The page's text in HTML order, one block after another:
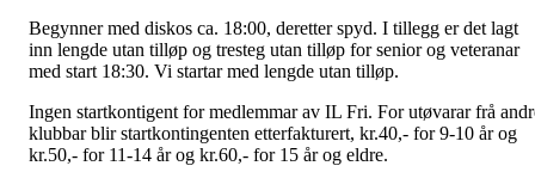
Begynner med diskos ca. 18:00, deretter spyd. I tillegg er det lagt
inn lengde utan tilløp og tresteg utan tilløp for senior og veteranar
med start 18:30. Vi startar med lengde utan tilløp.
Ingen startkontigent for medlemmar av IL Fri. For utøvarar frå
klubbar blir startkontingenten etterfakturert, kr.40,- for 9-10 år og
kr.50,- for 11-14 år og kr.60,- for 15 år og eldre.